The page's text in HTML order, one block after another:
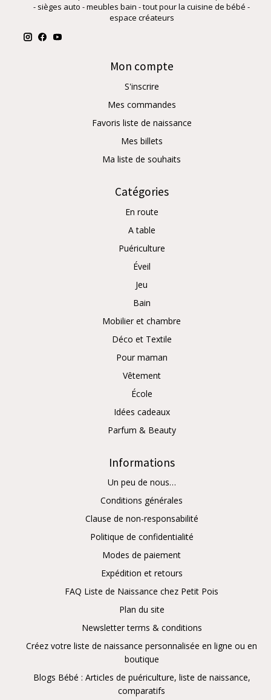
- sièges auto - meubles bain - tout pour la cuisine de bébé -
espace créateurs
Mon compte
S'inscrire
Mes commandes
Favoris liste de naissance
Mes billets
Ma liste de souhaits
Catégories
En route
A table
Puériculture
Éveil
Jeu
Bain
Mobilier et chambre
Déco et Textile
Pour maman
Vêtement
École
Idées cadeaux
Parfum & Beauty
Informations
Un peu de nous…
Conditions générales
Clause de non-responsabilité
Politique de confidentialité
Modes de paiement
Expédition et retours
FAQ Liste de Naissance chez Petit Pois
Plan du site
Newsletter terms & conditions
Créez votre liste de naissance personnalisée en ligne ou en
boutique
Blogs Bébé : Articles de puériculture, liste de naissance,
comparatifs